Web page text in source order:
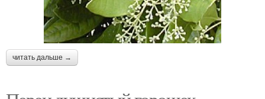
читать дальше →